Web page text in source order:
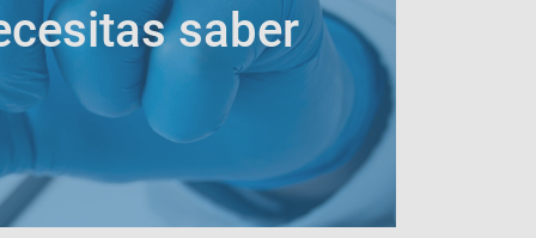
saber